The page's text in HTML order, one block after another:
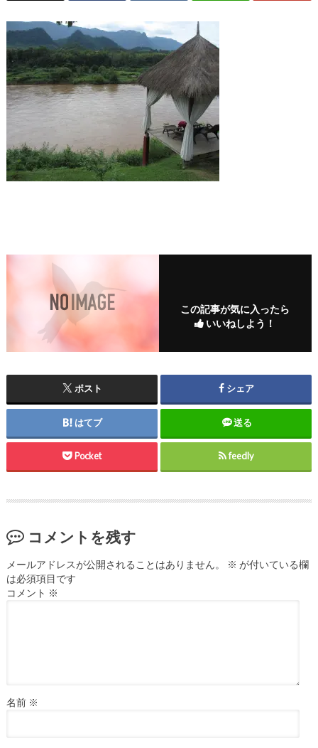
この記事が気に入ったら
いいねしよう！
ポスト シェア
はてブ 送る
Pocket feedly
コメントを残す
メールアドレスが公開されることはありません。 ※ が付いている欄
は必須項目です
コメント ※
名前 ※